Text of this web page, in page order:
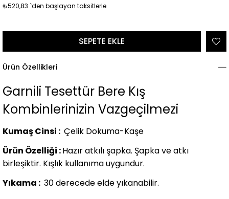
₺520,83 `den başlayan taksitlerle
Ürün Özellikleri
Garnili Tesettür Bere Kış
Kombinlerinizin Vazgeçilmezi
Kumaş Cinsi : Çelik Dokuma-Kaşe
Ürün Özelliği :Hazır atkılı şapka. Şapka ve atkı
birleşiktir. Kışlık kullanıma uygundur.
Yıkama : 30 derecede elde yıkanabilir.